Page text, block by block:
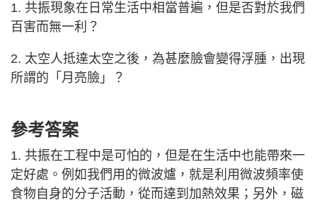
1. 共振現象在日常生活中相當普遍，但是否對於我們
百害而無一利？
2. 太空人抵達太空之後，為甚麼臉會變得浮腫，出現
所謂的「月亮臉」？
參考答案
1. 共振在工程中是可怕的，但是在生活中也能帶來一
定好處。例如我們用的微波爐，就是利用微波頻率使
食物自身的分子活動，從而達到加熱效果；另外，磁